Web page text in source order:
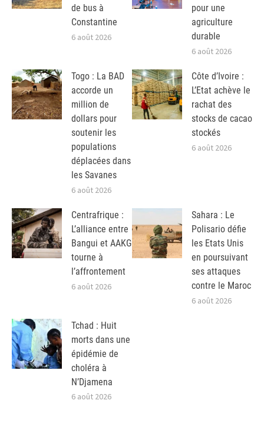
de bus à
Constantine
6 août 2026
pour une
agriculture
durable
6 août 2026
Togo : La BAD
accorde un
million de
dollars pour
soutenir les
populations
déplacées dans
les Savanes
6 août 2026
Côte d’Ivoire :
L’Etat achève le
rachat des
stocks de cacao
stockés
6 août 2026
Centrafrique :
L’alliance entre
Bangui et AAKG
tourne à
l’affrontement
6 août 2026
Sahara : Le
Polisario défie
les Etats Unis
en poursuivant
ses attaques
contre le Maroc
6 août 2026
Tchad : Huit
morts dans une
épidémie de
choléra à
N’Djamena
6 août 2026